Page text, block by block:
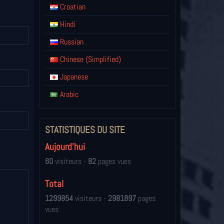
Croatian
Hindi
Russian
Chinese (Simplified)
Japanese
Arabic
STATISTIQUES DU SITE
Aujourd'hui
60visiteurs - 82pages vues
Total
1299854visiteurs - 2981897pages
vues